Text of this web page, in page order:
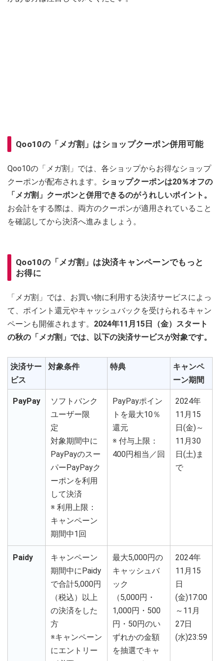
Qoo10の「メガ割」はショップクーポン併用可能
Qoo10の「メガ割」では、各ショップからお得なショップ
クーポンが配布されます。 ショップクーポンは20％オフの
「メガ割」クーポンと併用できるのがうれしいポイント。
お会計をする際は、両方のクーポンが適用されていること
を確認してから決済へ進みましょう。
Qoo10の「メガ割」は決済キャンペーンでもっと
お得に
「メガ割」では、お買い物に利用する決済サービスによっ
て、ポイント還元やキャッシュバックを受けられるキャン
ペーンも開催されます。 2024年11月15日（金）スタート
の秋の「メガ割」では、以下の決済サービスが対象です。
決済サー
ビス
対象条件 特典
キャンペ
ーン期間
PayPay
ソフトバンク
ユーザー限
定
対象期間中に
PayPayのスー
パーPayPayク
ーポンを利用
して決済
※ 利用上限：
キャンペーン
期間中1回
PayPayポイン
トを最大10％
還元
※ 付与上限：
400円相当／回
2024年
11月15
日(金)～
11月30
日(土)ま
で
Paidy
キャンペーン
期間中にPaidy
で合計5,000円
（税込）以上
の決済をした
方
※キャンペーン
にエントリー
最大5,000円の
キャッシュバ
ック
（5,000円・
1,000円・500
円・50円のい
ずれかの金額
を抽選でキャ
2024年
11月15
日
(金)17:00
～11月
27日
(水)23:59